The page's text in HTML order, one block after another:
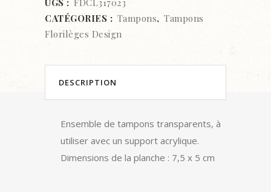
UGS : FDCL317023
CATÉGORIES : Tampons, Tampons
Florilèges Design
DESCRIPTION
Ensemble de tampons transparents, à
utiliser avec un support acrylique.
Dimensions de la planche : 7,5 x 5 cm